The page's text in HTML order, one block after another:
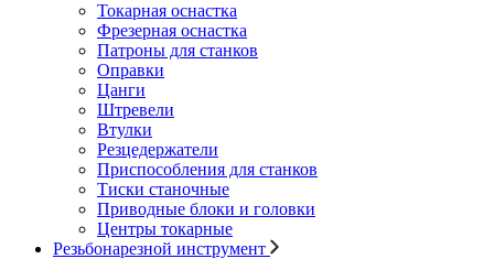
Токарная оснастка
Фрезерная оснастка
Патроны для станков
Оправки
Цанги
Штревели
Втулки
Резцедержатели
Приспособления для станков
Тиски станочные
Приводные блоки и головки
Центры токарные
Резьбонарезной инструмент